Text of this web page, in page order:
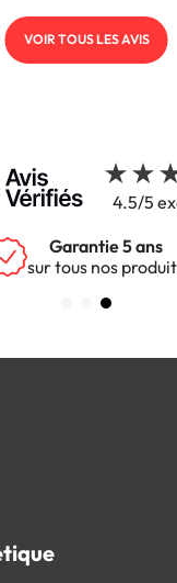
VOIR TOUS LES AVIS
4.5/5
Garantie 5 ans
sur tous nos